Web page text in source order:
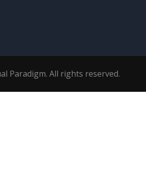
Paradigm. All rights reserved.